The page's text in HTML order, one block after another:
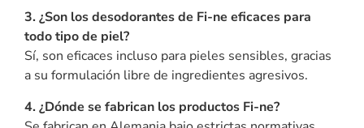
3. ¿Son los desodorantes de Fi-ne eficaces para
todo tipo de piel?
Sí, son eficaces incluso para pieles sensibles, gracias
a su formulación libre de ingredientes agresivos.
4. ¿Dónde se fabrican los productos Fi-ne?